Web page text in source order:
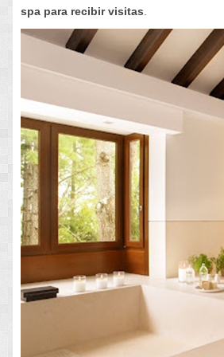
spa para recibir visitas.